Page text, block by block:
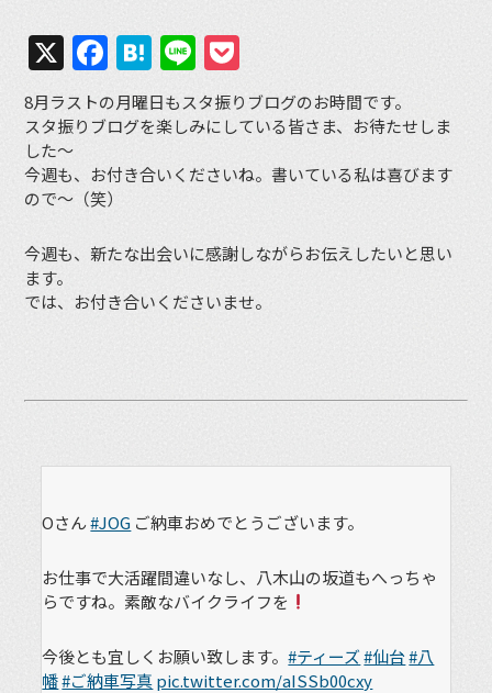
X Facebook
Hatena
Line
8月ラストの月曜日もスタ振りブログのお時間です。
スタ振りブログを楽しみにしている皆さま、お待たせしま
した〜
今週も、お付き合いくださいね。書いている私は喜びます
ので〜（笑）
今週も、新たな出会いに感謝しながらお伝えしたいと思い
ます。
では、お付き合いくださいませ。
Oさん#JOG ご納車おめでとうございます。
お仕事で大活躍間違いなし、八木山の坂道もへっちゃ
らですね。素敵なバイクライフを
今後とも宜しくお願い致します。#ティーズ#仙台#八
幡#ご納車写真pic.twitter.com/aISSb00cxy